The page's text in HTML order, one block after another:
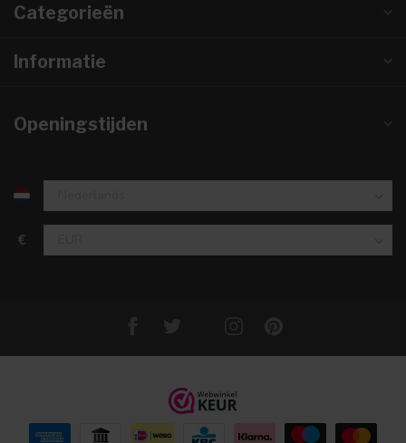
Categorieën
Informatie
Openingstijden
€